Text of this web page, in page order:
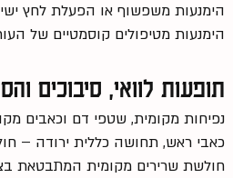
הימנעות משפשוף או הפעלת לחץ
הימנעות מטיפולים קוסמטיים של
תופעות לוואי, סיבוכים
נפיחות מקומית, שטפי דם וכאבים
כאבי ראש, תחושה כללית ירודה –
חולשת שרירים מקומית המתבטאת